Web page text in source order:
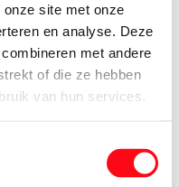
site met onze
en analyse. Deze
met andere
of die ze hebben
van hun services.